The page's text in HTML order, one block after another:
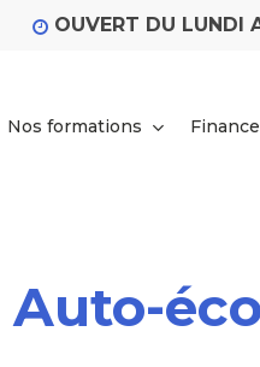
OUVERT DU LUNDI
Nos formations
Auto-